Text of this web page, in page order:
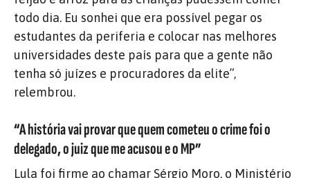
todo dia. Eu sonhei que era possível pegar os
estudantes da periferia e colocar nas melhores
universidades deste país para que a gente não
tenha só juízes e procuradores da elite”,
relembrou.
“A história vai provar que quem cometeu o crime foi o
delegado, o juiz que me acusou e o MP”
Lula foi firme ao chamar Sérgio Moro, o Ministério